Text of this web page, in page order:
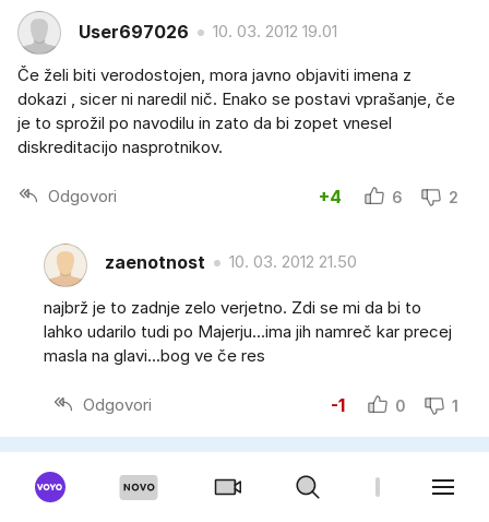
User697026 10. 03. 2012 19.01
Če želi biti verodostojen, mora javno objaviti imena z
dokazi , sicer ni naredil nič. Enako se postavi vprašanje, če
je to sprožil po navodilu in zato da bi zopet vnesel
diskreditacijo nasprotnikov.
Odgovori +4 6 2
zaenotnost 10. 03. 2012 21.50
najbrž je to zadnje zelo verjetno. Zdi se mi da bi to
lahko udarilo tudi po Majerju...ima jih namreč kar precej
masla na glavi...bog ve če res
Odgovori -1 0 1
User456520 10. 03. 2012 18.15